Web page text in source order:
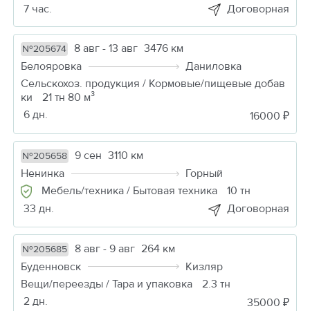
7 час.
Договорная
№205674 8 авг - 13 авг 3476 км
Белояровка
Даниловка
Сельскохоз. продукция / Кормовые/пищевые добав
ки
21 тн 80 м³
6 дн.
16000 ₽
№205658 9 сен 3110 км
Ненинка
Горный
Мебель/техника / Бытовая техника
10 тн
33 дн.
Договорная
№205685 8 авг - 9 авг 264 км
Буденновск
Кизляр
Вещи/переезды / Тара и упаковка
2.3 тн
2 дн.
35000 ₽